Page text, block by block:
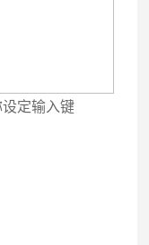
输入键